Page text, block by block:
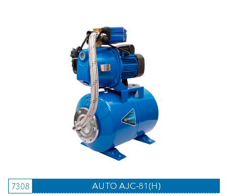
7308 AUTO AJC-81(H)